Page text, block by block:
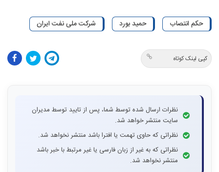
حکم انتصاب حمید بورد شرکت ملی نفت ایران
کپی لینک کوتاه
نظرات ارسال شده توسط شما، پس از تایید توسط مدیران
سایت منتشر خواهد شد.
نظراتی که حاوی تهمت یا افترا باشد منتشر نخواهد شد.
نظراتی که به غیر از زبان فارسی یا غیر مرتبط با خبر باشد
منتشر نخواهد شد.